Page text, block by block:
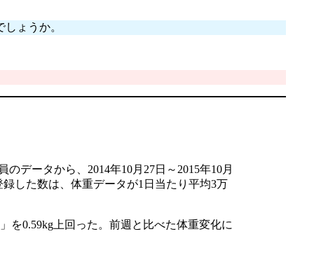
ょうか。
データから、2014年10月27日～2015年10月
した数は、体重データが1日当たり平均3万
を0.59kg上回った。前週と比べた体重変化に